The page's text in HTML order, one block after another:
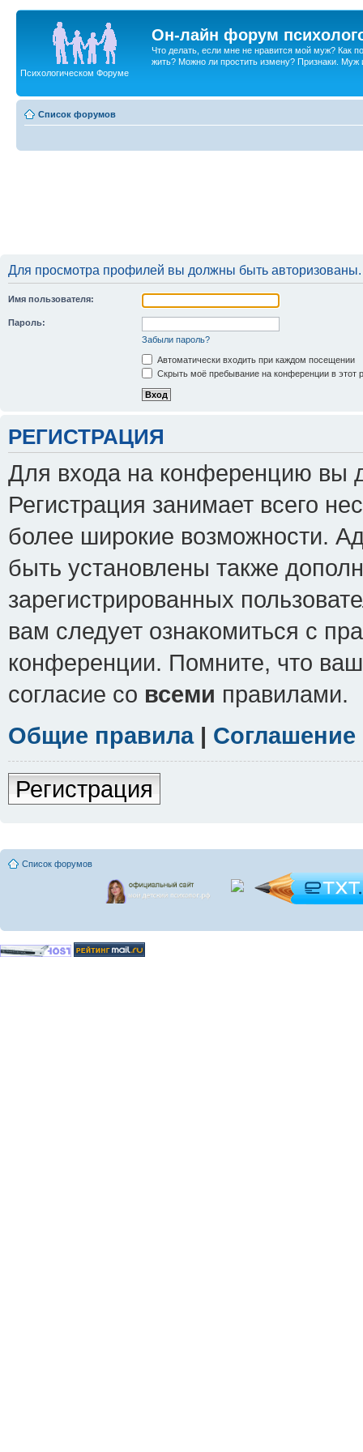
Он-лайн форум
Что делать, если мне не нравится мой муж? Как
жить? Можно ли простить измену? Признаки. Муж
Психологическом Форуме
Список форумов
Для просмотра профилей вы должны быть авторизованы.
Имя пользователя:
Пароль:
Забыли пароль?
Автоматически входить при каждом посещении
Скрыть моё пребывание на конференции в этот
РЕГИСТРАЦИЯ
Для входа на конференцию вы
Регистрация занимает всего
более широкие возможности.
быть установлены также
зарегистрированных
вам следует ознакомиться с
конференции. Помните, что
согласие со всеми правилами.
Общие правила|
Регистрация
Список форумов